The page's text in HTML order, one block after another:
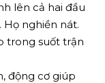
lên cả hai đầu
nghiền nát.
trong suốt trận
động cơ giúp